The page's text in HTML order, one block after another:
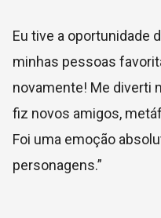
Eu tive a oportunidade
minhas pessoas
novamente! Me diverti
fiz novos amigos,
Foi uma emoção
personagens.”